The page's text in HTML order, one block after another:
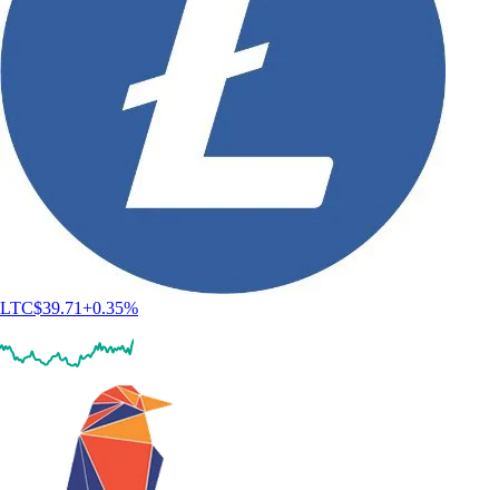
LTC$39.71+0.35%